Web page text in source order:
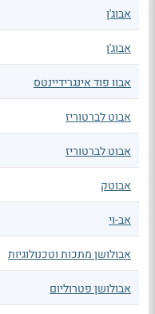
אבוג'ן
אבוג'ן
אבוו פוד אינגרידיינטס
אבוט לברטוריז
אבוט לברטוריז
אבוטק
אב-וי
אבולושן מתכות וטכנולוגיות
אבולושן פטרוליום